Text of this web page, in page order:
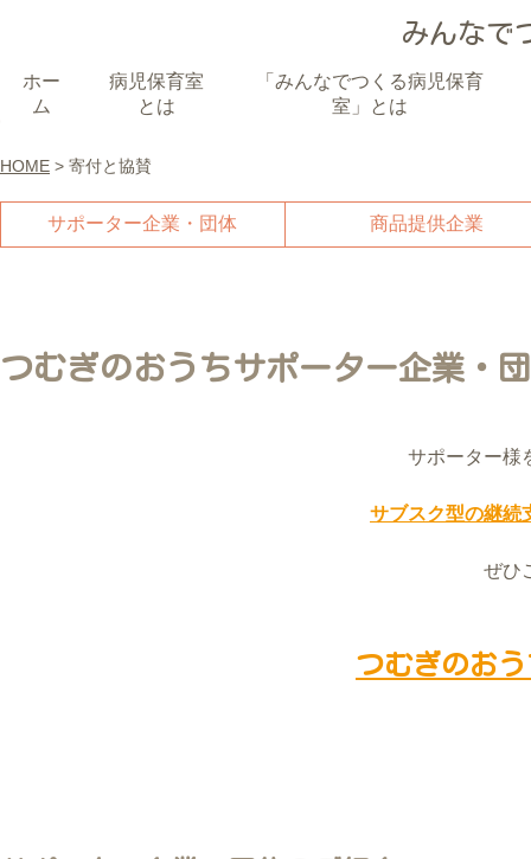
みんな
ホー
ム
病児保育室
とは
「みんなでつくる病児保育
室」とは
HOME > 寄付と協賛
サポーター企業・団体 商品提供企業
つむぎのおうちサポーター企業・
サポーター様
サブスク型の継続
ぜひ
つむぎのお